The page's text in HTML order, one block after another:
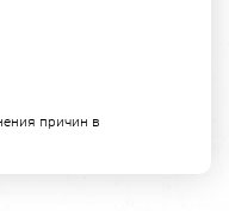
причин в